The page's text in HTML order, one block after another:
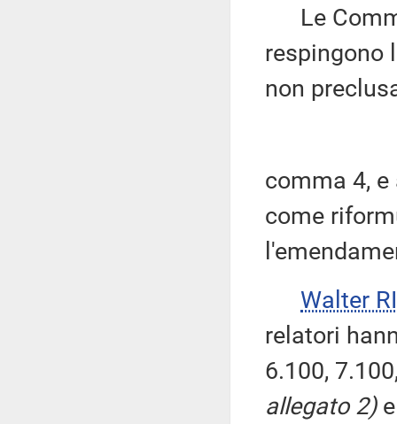
Le
respingono
non
comma 4,
come
Walter
relatori
6.100,
allegato 2)e